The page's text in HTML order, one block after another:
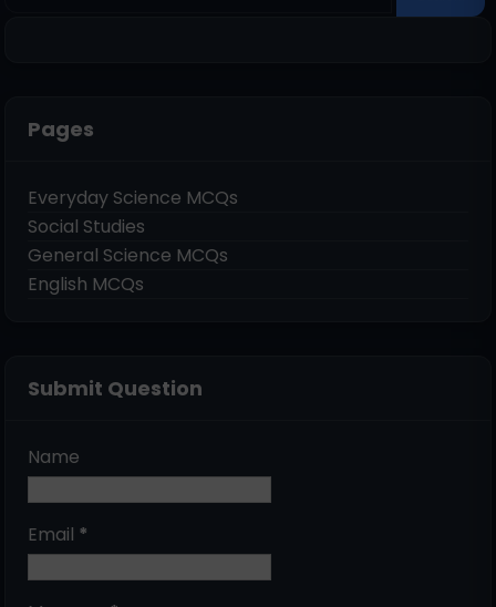
Pages
Everyday Science MCQs
Social Studies
General Science MCQs
English MCQs
Submit Question
Name
Email *